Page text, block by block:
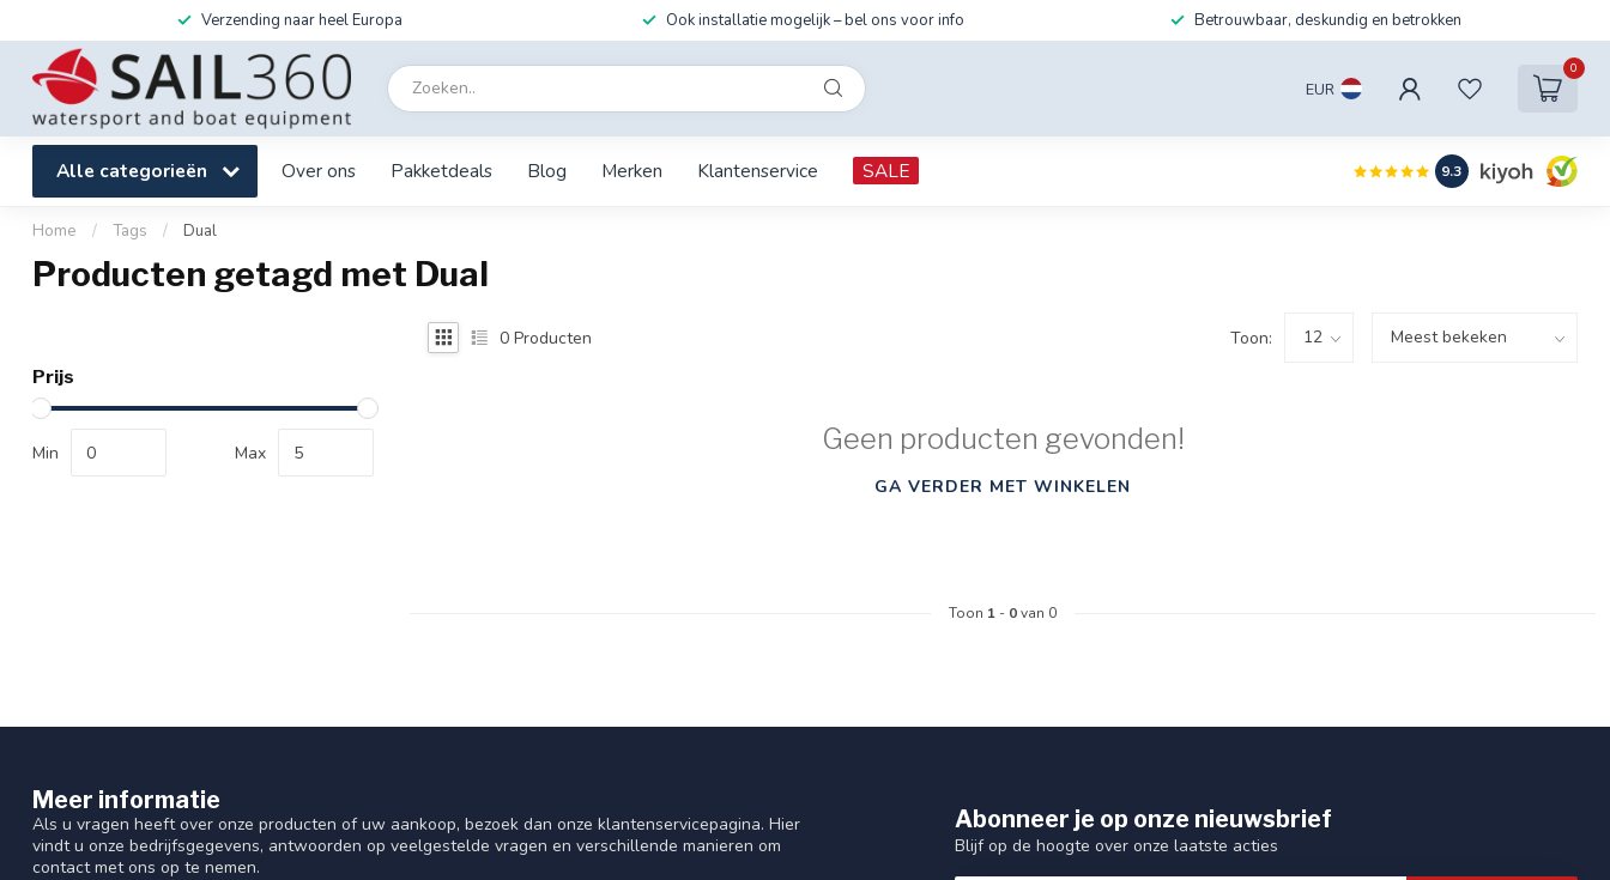
Verzending naar heel Europa Ook installatie mogelijk – bel ons voor info Betrouwbaar, deskundig en betrokken
EUR
0
Alle categorieën Over ons Pakketdeals Blog Merken Klantenservice SALE 9.3
Home / Tags / Dual
Producten getagd met Dual
Prijs
Min Max
0 Producten Toon:
Geen producten gevonden!
GA VERDER MET WINKELEN
Toon 1 - 0van 0
Meer informatie
Als u vragen heeft over onze producten of uw aankoop, bezoek dan onze klantenservicepagina. Hier
vindt u onze bedrijfsgegevens, antwoorden op veelgestelde vragen en verschillende manieren om
contact met ons op te nemen.
Abonneer je op onze nieuwsbrief
Blijf op de hoogte over onze laatste acties